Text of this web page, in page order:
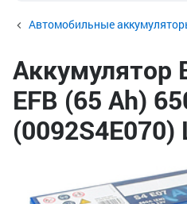
Автомобильные
Аккумулятор
EFB (65 Ah)
(0092S4E070)